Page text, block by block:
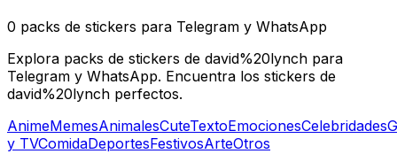
0 packs de stickers para Telegram y WhatsApp
Explora packs de stickers de david%20lynch para
Telegram y WhatsApp. Encuentra los stickers de
david%20lynch perfectos.
AnimeMemesAnimalesCuteTextoEmocionesCelebridades
y TVComidaDeportesFestivosArteOtros